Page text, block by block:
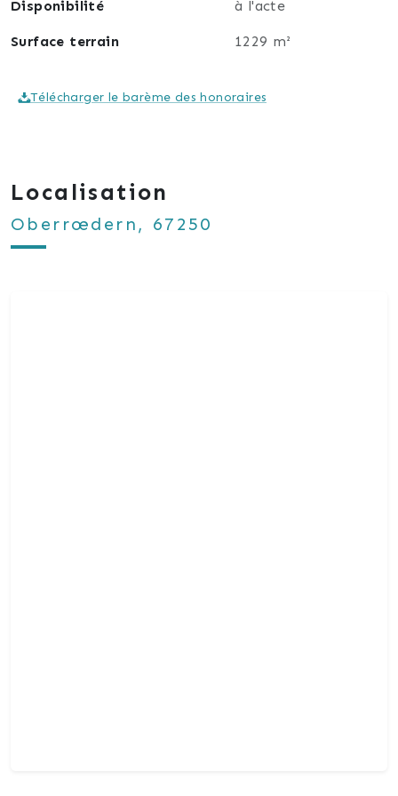
Disponibilité à l'acte
Surface terrain 1229 m²
Télécharger le barème des honoraires
Localisation
Oberrœdern, 67250